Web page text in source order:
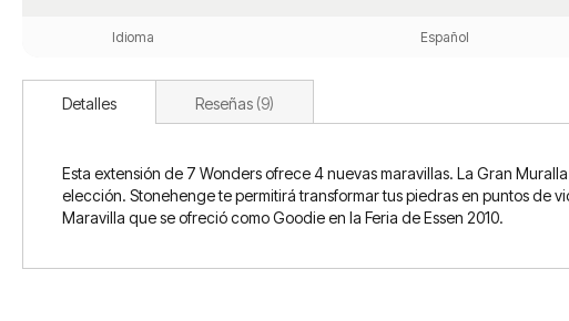
Idioma Español
Detalles
Esta extensión de 7 Wonders ofrece 4 nuevas maravillas. La Gran
elección. Stonehenge te permitirá transformar tus piedras en puntos de
Maravilla que se ofreció como Goodie en la Feria de Essen 2010.
Reseñas 9